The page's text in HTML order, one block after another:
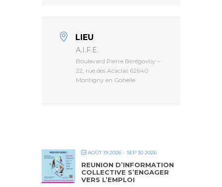
LIEU
A.I.F.E.
Boulevard Pierre Bérégovoy –
22, rue des Acacias 62640
Montigny en Gohelle
AOÛT 19 2026 - SEP 30 2026
REUNION D’INFORMATION
COLLECTIVE S’ENGAGER
VERS L’EMPLOI